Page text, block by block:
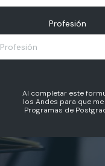
Profesión
Profesión
Al completar este
los Andes para que
Programas de